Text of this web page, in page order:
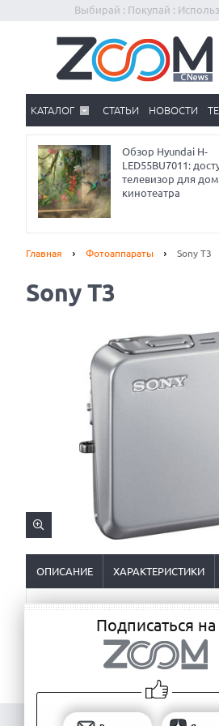
Выбирай : Покупай :
КАТАЛОГ СТАТЬИ НОВОСТИ
Обзор Hyundai H-
LED55BU7011:
телевизор для
кинотеатра
Главная Фотоаппараты Sony T3
Sony T3
ОПИСАНИЕ ХАРАКТЕРИСТИКИ
Подписаться на